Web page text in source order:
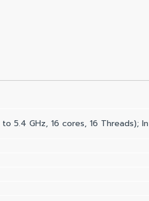
5.4 GHz, 16 cores, 16 Threads);